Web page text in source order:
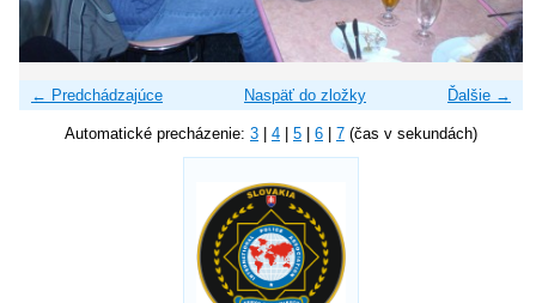
← Predchádzajúce Ďalšie →
Naspäť do zložky
Automatické precházenie: 3 4 5 6 7 (čas v sekundách)